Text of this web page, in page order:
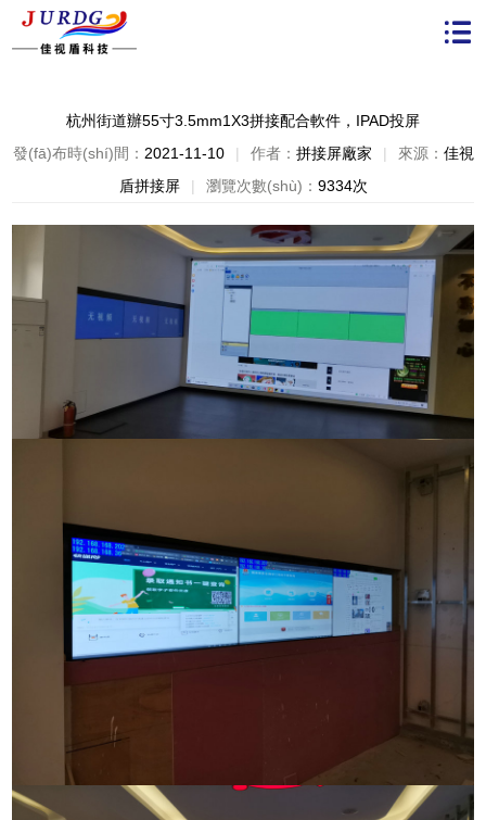
杭州街道辦55寸3.5mm1X3拼接配合軟件，IPAD投屏
發(fā)布時(shí)間： 2021-11-10 | 作者： 拼接屏廠家 | 來源： 佳視
盾拼接屏
| 瀏覽次數(shù)： 9334次